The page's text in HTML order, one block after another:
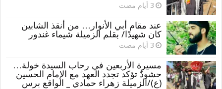
عند مقام أبي الأنوار… من أنقذ الشابين
كان شهيدًا/ بقلم الزميلة شيماء غندور
مسيرة الأربعين في رحاب السيدة خولة…
حشودٌ تؤكد تجدد العهد مع الإمام الحسين
(ع)/الزميلة زهراء حمادي _ الواقع برس